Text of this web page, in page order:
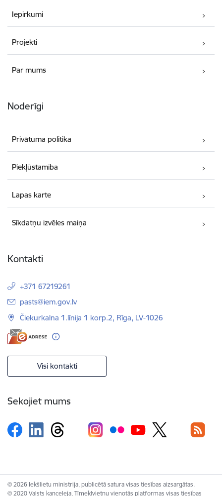
Iepirkumi
Projekti
Par mums
Noderīgi
Privātuma politika
Piekļūstamība
Lapas karte
Sīkdatņu izvēles maiņa
Kontakti
+371 67219261
E-pasts:
pasts@iem.gov.lv
Čiekurkalna 1.līnija 1 korp.2, Rīga, LV-1026
Visi kontakti
Sekojiet mums
© 2026 Iekšlietu ministrija, publicētā satura visas tiesības aizsargātas.
© 2020 Valsts kanceleja, Tīmekļvietņu vienotās platformas visas tiesības